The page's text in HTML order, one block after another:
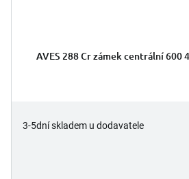
AVES 288 Cr zámek centrální 600
3-5dní skladem u dodavatele